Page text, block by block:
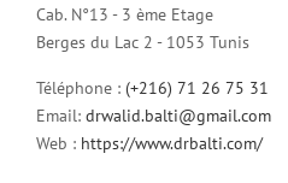
Cab. N°13 - 3 ème Etage
Berges du Lac 2 - 1053 Tunis
Téléphone : (+216) 71 26 75 31
Email: drwalid.balti@gmail.com
Web : https://www.drbalti.com/